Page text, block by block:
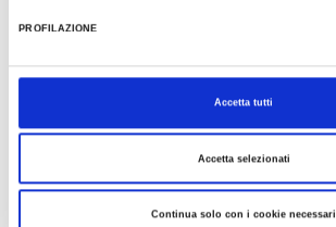
PROFILAZIONE
Accetta tutti
Accetta selezionati
Continua solo con i cookie necessari
M D M D F S
S
1
2